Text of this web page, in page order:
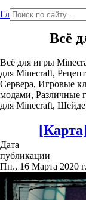
Главная
Всё
Всё для игры
для Minecraft,
Сервера, Игровые
модами, Различные
для Minecraft,
Дата
публикации
Пн., 16 Марта 2020 г.